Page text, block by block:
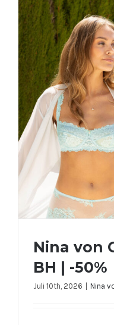
Nina von
BH | -50%
Juli 10th, 2026 Nina